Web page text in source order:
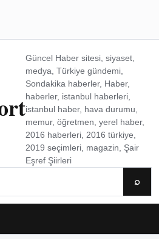
Güncel Haber sitesi, siyaset,
medya, Türkiye gündemi,
Sondakika haberler, Haber,
haberler, istanbul haberleri,
istanbul haber, hava durumu,
memur, öğretmen, yerel haber,
2016 haberleri, 2016 türkiye,
2019 seçimleri, magazin, Şair
Eşref Şiirleri
⌕